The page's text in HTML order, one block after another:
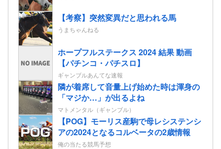
【考察】突然変異だと思われる馬
うまちゃんねる
ホープフルステークス 2024 結果 動画
【パチンコ・パチスロ】
ギャンブルあんてな速報
隣が着席して音量上げ始めた時は渾身の
「マジか…」が出るよね
マトメンタル（ギャンブル）
【POG】モーリス産駒で母レシステンシ
アの2024となるコルベータの2歳情報
俺の当たる競馬予想